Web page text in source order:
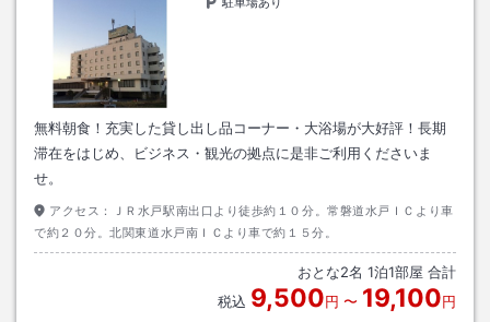
無料朝食！充実した貸し出し品コーナー・大浴場が大好評！長期
滞在をはじめ、ビジネス・観光の拠点に是非ご利用くださいま
せ。
アクセス：
ＪＲ水戸駅南出口より徒歩約１０分。常磐道水戸ＩＣより車
で約２０分。北関東道水戸南ＩＣより車で約１５分。
おとな2名 1泊1部屋 合計
税込 9,500円 〜 19,100円